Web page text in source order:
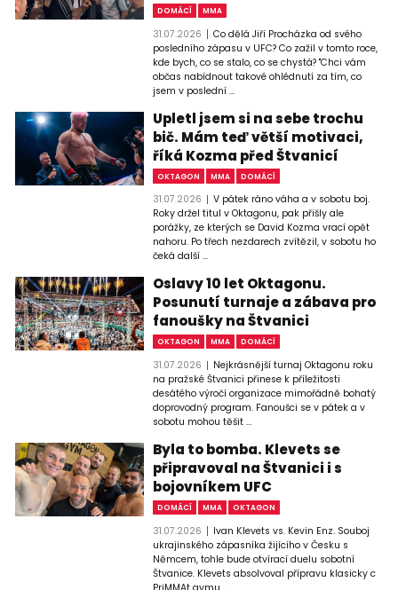
DOMÁCÍ MMA
31.07.2026
Co dělá Jiří Procházka od svého
posledního zápasu v UFC? Co zažil v tomto roce,
kde bych, co se stalo, co se chystá? "Chci vám
občas nabídnout takové ohlédnutí za tím, co
jsem v poslední ...
Upletl jsem si na sebe trochu
bič. Mám teď větší motivaci,
říká Kozma před Štvanicí
OKTAGON MMA DOMÁCÍ
31.07.2026
V pátek ráno váha a v sobotu boj.
Roky držel titul v Oktagonu, pak přišly ale
porážky, ze kterých se David Kozma vrací opět
nahoru. Po třech nezdarech zvítězil, v sobotu ho
čeká další ...
Oslavy 10 let Oktagonu.
Posunutí turnaje a zábava pro
fanoušky na Štvanici
OKTAGON MMA DOMÁCÍ
31.07.2026
Nejkrásnější turnaj Oktagonu roku
na pražské Štvanici přinese k příležitosti
desátého výročí organizace mimořádně bohatý
doprovodný program. Fanoušci se v pátek a v
sobotu mohou těšit ...
Byla to bomba. Klevets se
připravoval na Štvanici i s
bojovníkem UFC
DOMÁCÍ MMA OKTAGON
31.07.2026
Ivan Klevets vs. Kevin Enz. Souboj
ukrajinského zápasníka žijícího v Česku s
Němcem, tohle bude otvírací duelu sobotní
Štvanice. Klevets absolvoval přípravu klasicky c